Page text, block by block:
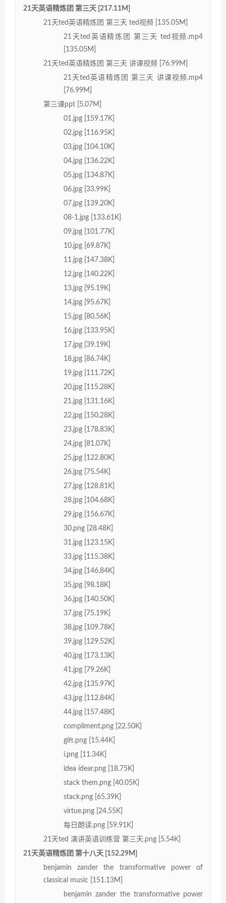
21天英语精炼团 第三天 [217.11M]
21天ted英语精炼团 第三天 ted视频 [135.05M]
21天ted英语精炼团 第三天 ted视频.mp4
[135.05M]
21天ted英语精炼团 第三天 讲课视频 [76.99M]
21天ted英语精炼团 第三天 讲课视频.mp4
[76.99M]
第三课ppt [5.07M]
01.jpg [159.17K]
02.jpg [116.95K]
03.jpg [104.10K]
04.jpg [136.22K]
05.jpg [134.87K]
06.jpg [33.99K]
07.jpg [139.20K]
08-1.jpg [133.61K]
09.jpg [101.77K]
10.jpg [69.87K]
11.jpg [147.38K]
12.jpg [140.22K]
13.jpg [95.19K]
14.jpg [95.67K]
15.jpg [80.56K]
16.jpg [133.95K]
17.jpg [39.19K]
18.jpg [86.74K]
19.jpg [111.72K]
20.jpg [115.28K]
21.jpg [131.16K]
22.jpg [150.28K]
23.jpg [178.83K]
24.jpg [81.07K]
25.jpg [122.80K]
26.jpg [75.54K]
27.jpg [128.81K]
28.jpg [104.68K]
29.jpg [156.67K]
30.png [28.48K]
31.jpg [123.15K]
33.jpg [115.38K]
34.jpg [146.84K]
35.jpg [98.18K]
36.jpg [140.50K]
37.jpg [75.19K]
38.jpg [109.78K]
39.jpg [129.52K]
40.jpg [173.13K]
41.jpg [79.26K]
42.jpg [135.97K]
43.jpg [112.84K]
44.jpg [157.48K]
compliment.png [22.50K]
gift.png [15.44K]
i.png [11.34K]
idea idear.png [18.75K]
stack them.png [40.05K]
stack.png [65.39K]
virtue.png [24.55K]
每日朗读.png [59.91K]
21天ted 演讲英语训练营 第三天.png [5.54K]
21天英语精炼团 第十八天 [152.29M]
benjamin zander the transformative power of
classical music [151.13M]
benjamin zander the transformative power